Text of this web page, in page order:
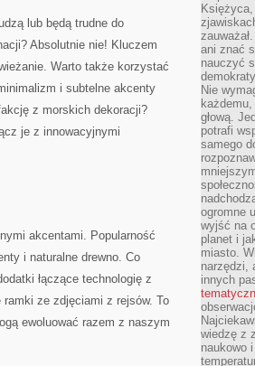
lub będą trudne do
Absolutnie nie! Kluczem
Warto także korzystać
i subtelne akcenty
z morskich dekoracji?
je z innowacyjnymi
akcentami. Popularność
i naturalne drewno. Co
łączące technologię z
ze zdjęciami z rejsów. To
ewoluować razem z naszym
ani znać
nauczyć
Nie
głową.
potrafi
samego
ogromne
wyjść na
planet i
miasto.
narzędzi,
innych
wiedzę z
naukowo